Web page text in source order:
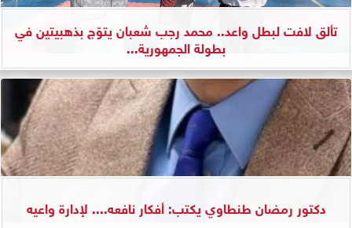
تألق لافت لبطل واعد.. محمد رجب شعبان يتوّج بذهبيتين في
بطولة الجمهورية...
دكتور رمضان طنطاوي يكتب: أفكار نافعه.... لإدارة واعيه